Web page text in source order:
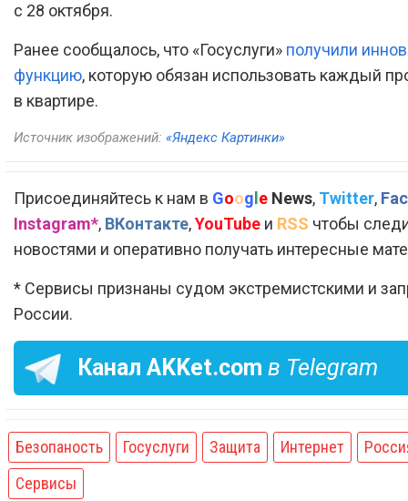
с 28 октября.
Ранее сообщалось, что «Госуслуги» получили
функцию, которую обязан использовать каждый
в квартире.
Источник изображений: «Яндекс Картинки»
Присоединяйтесь к нам в Google News, Twitter,
Instagram*, ВКонтакте,YouTube и RSS чтобы
новостями и оперативно получать интересные
* Сервисы признаны судом экстремистскими и
России.
Канал AKKet.com в Telegram
Безопаность Госуслуги Защита Интернет
Сервисы